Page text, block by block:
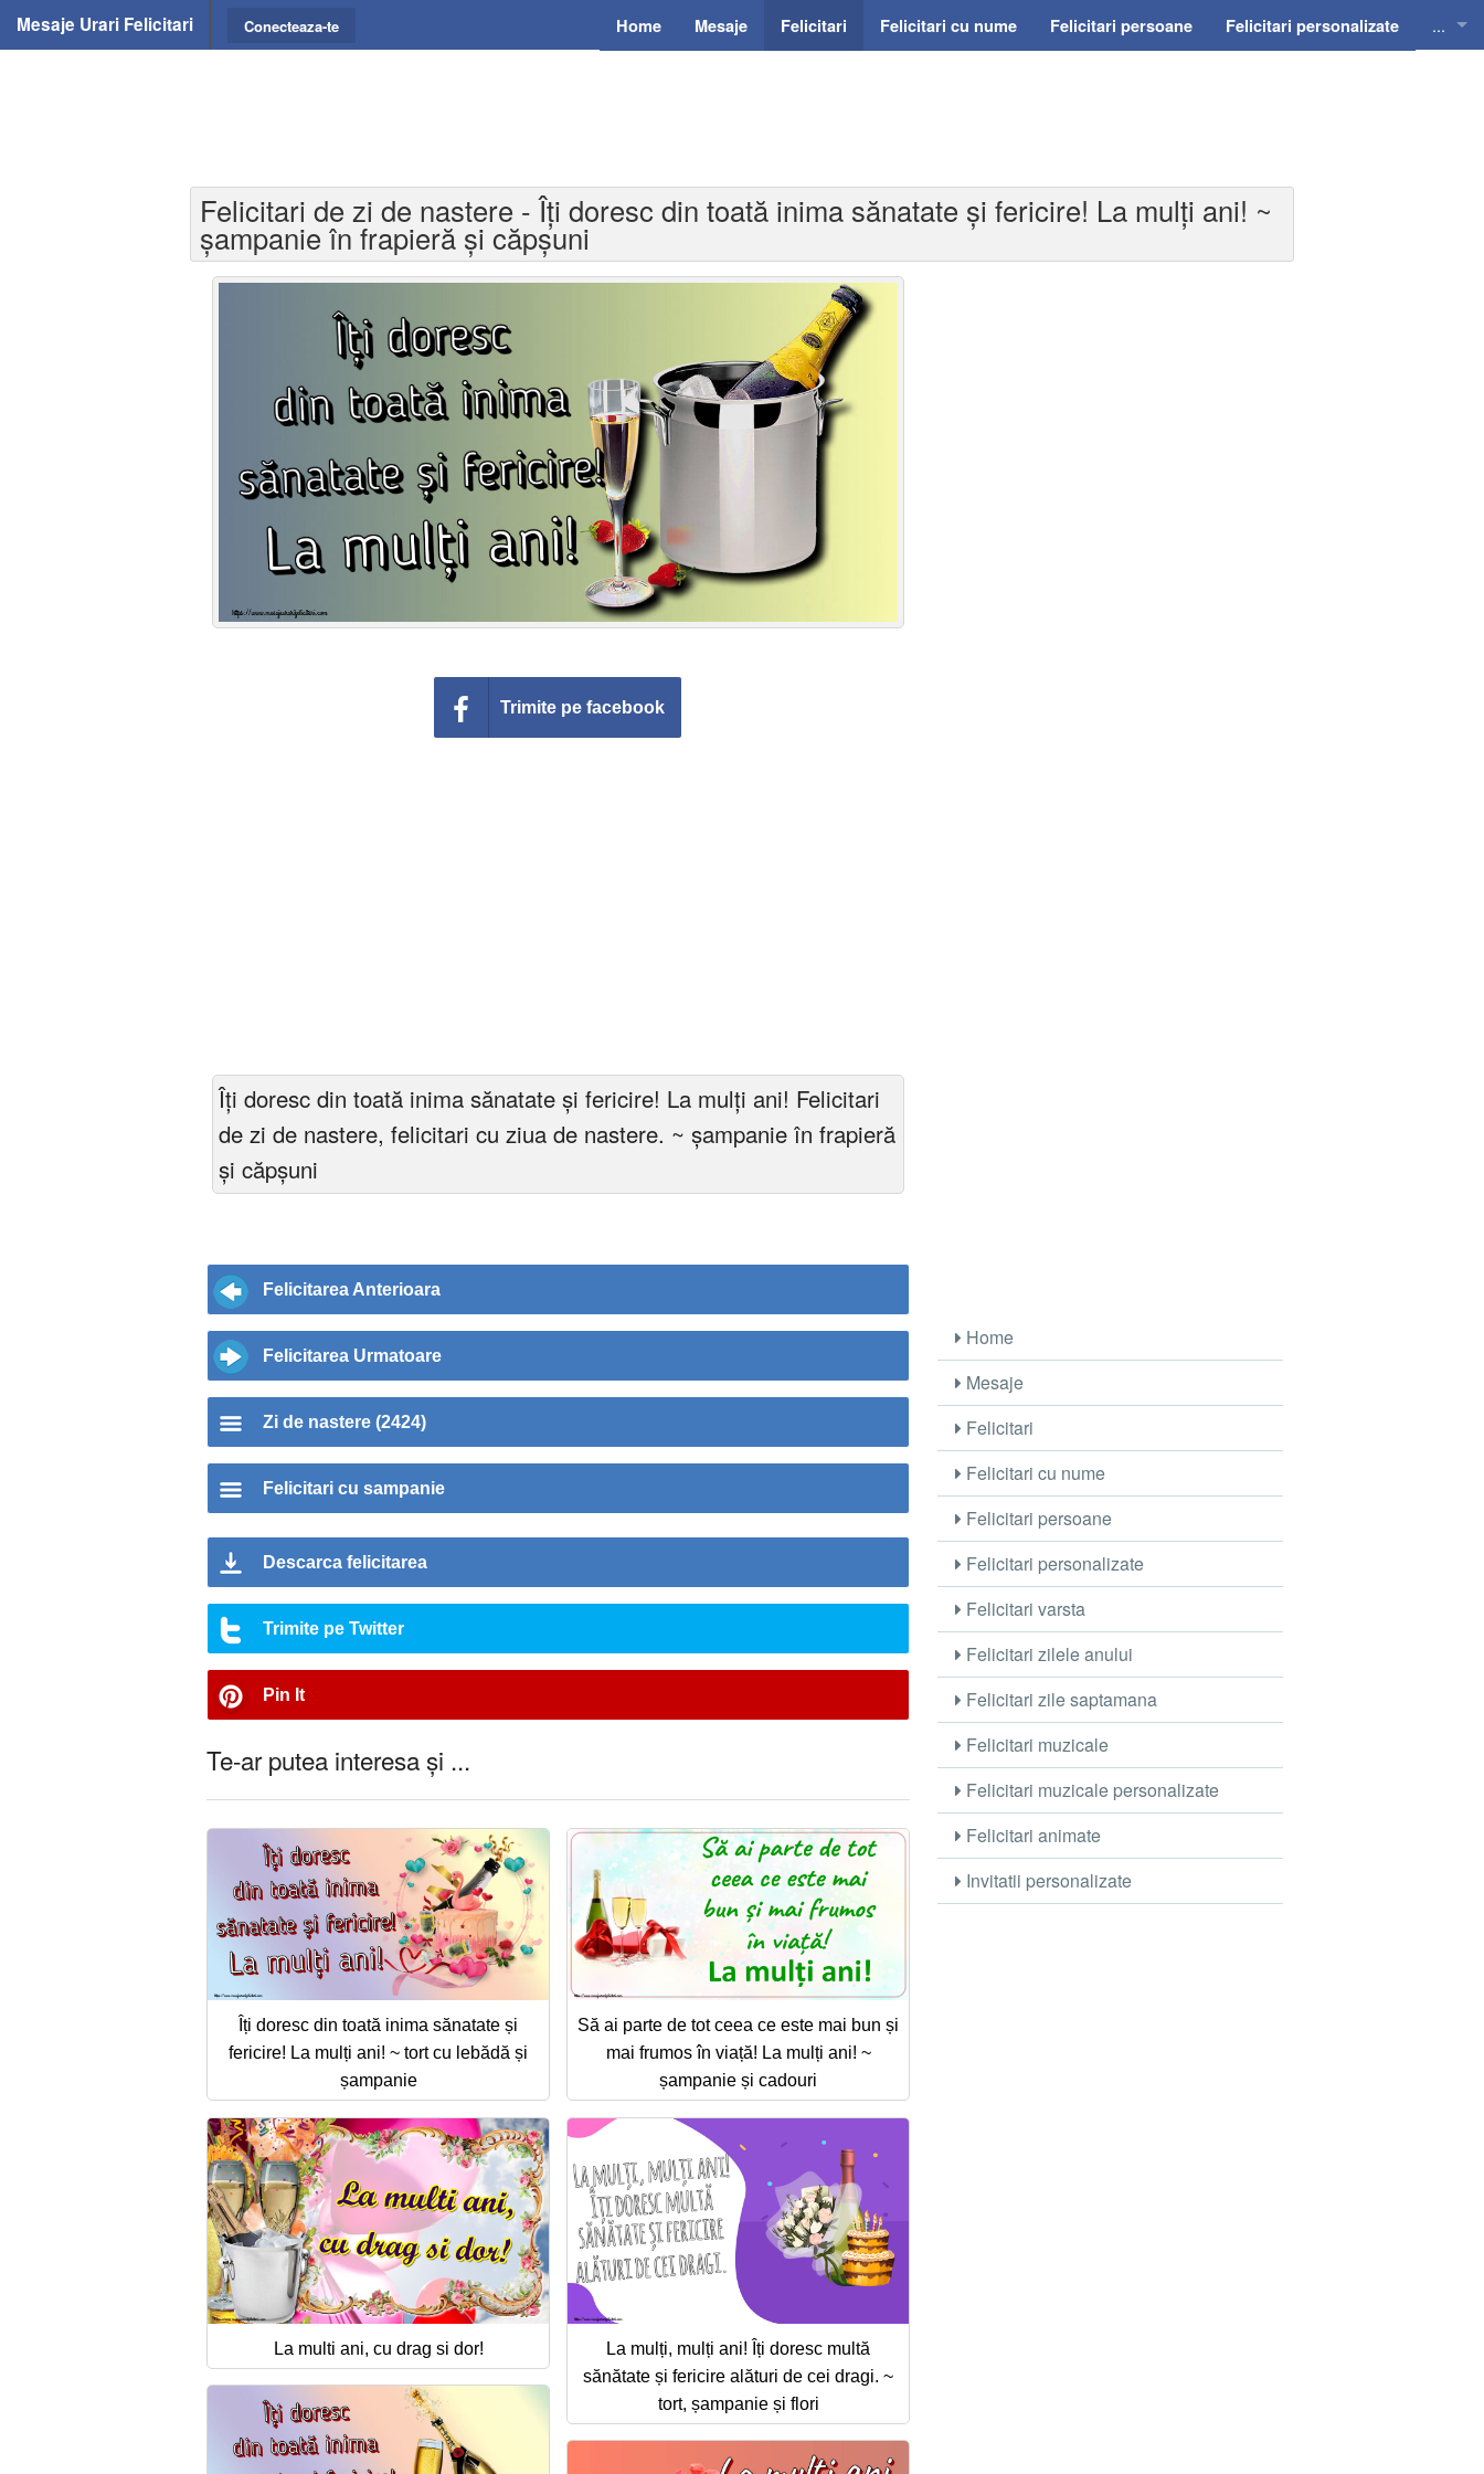
Mesaje Urari Felicitari Home Mesaje Felicitari Felicitari cu nume Felicitari persoane Felicitari personalizate ...
Conecteaza-te
Felicitari de zi de nastere - Îți doresc din toată inima sănatate și fericire! La mulți ani! ~
șampanie în frapieră și căpșuni
Trimite pe facebook
Îți doresc din toată inima sănatate și fericire! La mulți ani! Felicitari
de zi de nastere, felicitari cu ziua de nastere. ~ șampanie în frapieră
și căpșuni
Felicitarea Anterioara
Felicitarea Urmatoare
Zi de nastere (2424)
Felicitari cu sampanie
Descarca felicitarea
Trimite pe Twitter
Pin It
Te-ar putea interesa și ...
Îți doresc din toată inima sănatate și
fericire! La mulți ani! ~ tort cu lebădă și
șampanie
Să ai parte de tot ceea ce este mai bun și
mai frumos în viață! La mulți ani! ~
șampanie și cadouri
La multi ani, cu drag si dor!
La mulți, mulți ani! Îți doresc multă
sănătate și fericire alături de cei dragi. ~
tort, șampanie și flori
Home
Mesaje
Felicitari
Felicitari cu nume
Felicitari persoane
Felicitari personalizate
Felicitari varsta
Felicitari zilele anului
Felicitari zile saptamana
Felicitari muzicale
Felicitari muzicale personalizate
Felicitari animate
Invitatii personalizate